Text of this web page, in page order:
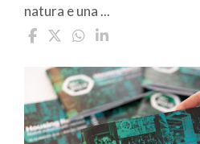
natura e una ...